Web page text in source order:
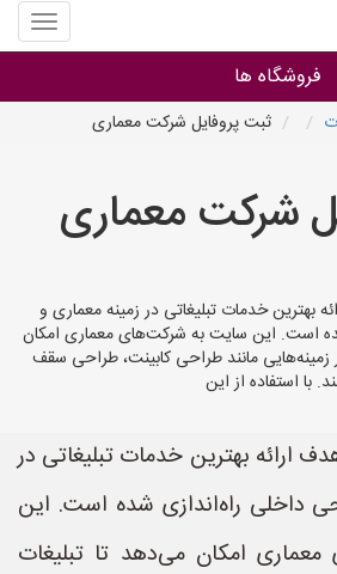
منوی
سایت
سازی
فروشگاه ها
سایر گروه ها
ثبت پروفایل شرکت معماری
شرکت معماری
بهترین خدمات تبلیغاتی در زمینه معماری و
است. این سایت به شرکت‌های معماری امکان
زمینه‌هایی مانند طراحی کابینت، طراحی سقف
با استفاده از این
ارائه بهترین خدمات تبلیغاتی در
داخلی راه‌اندازی شده است. این
امکان می‌دهد تا تبلیغات